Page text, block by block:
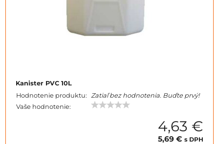
Kanister PVC 10L
Hodnotenie produktu: Zatiaľ bez hodnotenia. Buďte prvý!
Vaše hodnotenie:
4,63 €
5,69 € s DPH